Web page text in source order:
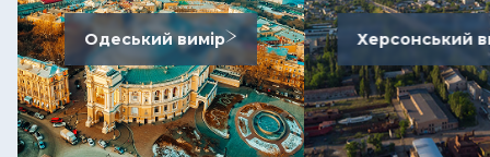
Одеський вимір Херсонський